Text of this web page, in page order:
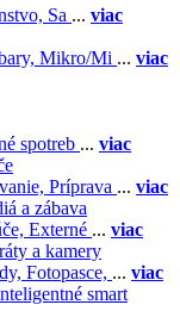
Sa ... viac
Mikro/Mi ... viac
spotreb ... viac
Príprava ... viac
a zábava
Externé ... viac
a kamery
Fotopasce, ... viac
smart